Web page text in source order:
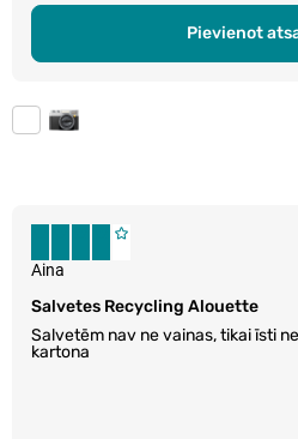
Pievienot
Salvetes Recycling Alouette
Salvetēm nav ne vainas, tikai īsti
kartona
Aina